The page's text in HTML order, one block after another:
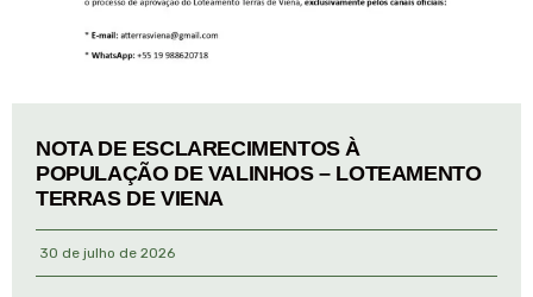
NOTA DE ESCLARECIMENTOS À
POPULAÇÃO DE VALINHOS – LOTEAMENTO
TERRAS DE VIENA
30 de julho de 2026